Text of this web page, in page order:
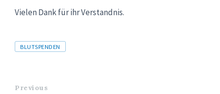
Vielen Dank für ihr Verstandnis.
Tags
BLUTSPENDEN
Previous